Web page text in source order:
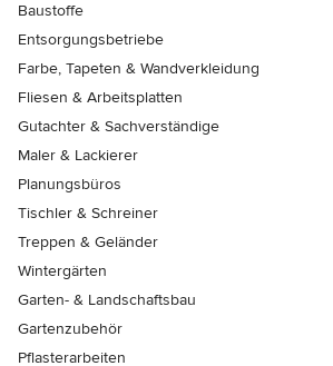
Baustoffe
Entsorgungsbetriebe
Farbe, Tapeten & Wandverkleidung
Fliesen & Arbeitsplatten
Gutachter & Sachverständige
Maler & Lackierer
Planungsbüros
Tischler & Schreiner
Treppen & Geländer
Wintergärten
Garten- & Landschaftsbau
Gartenzubehör
Pflasterarbeiten